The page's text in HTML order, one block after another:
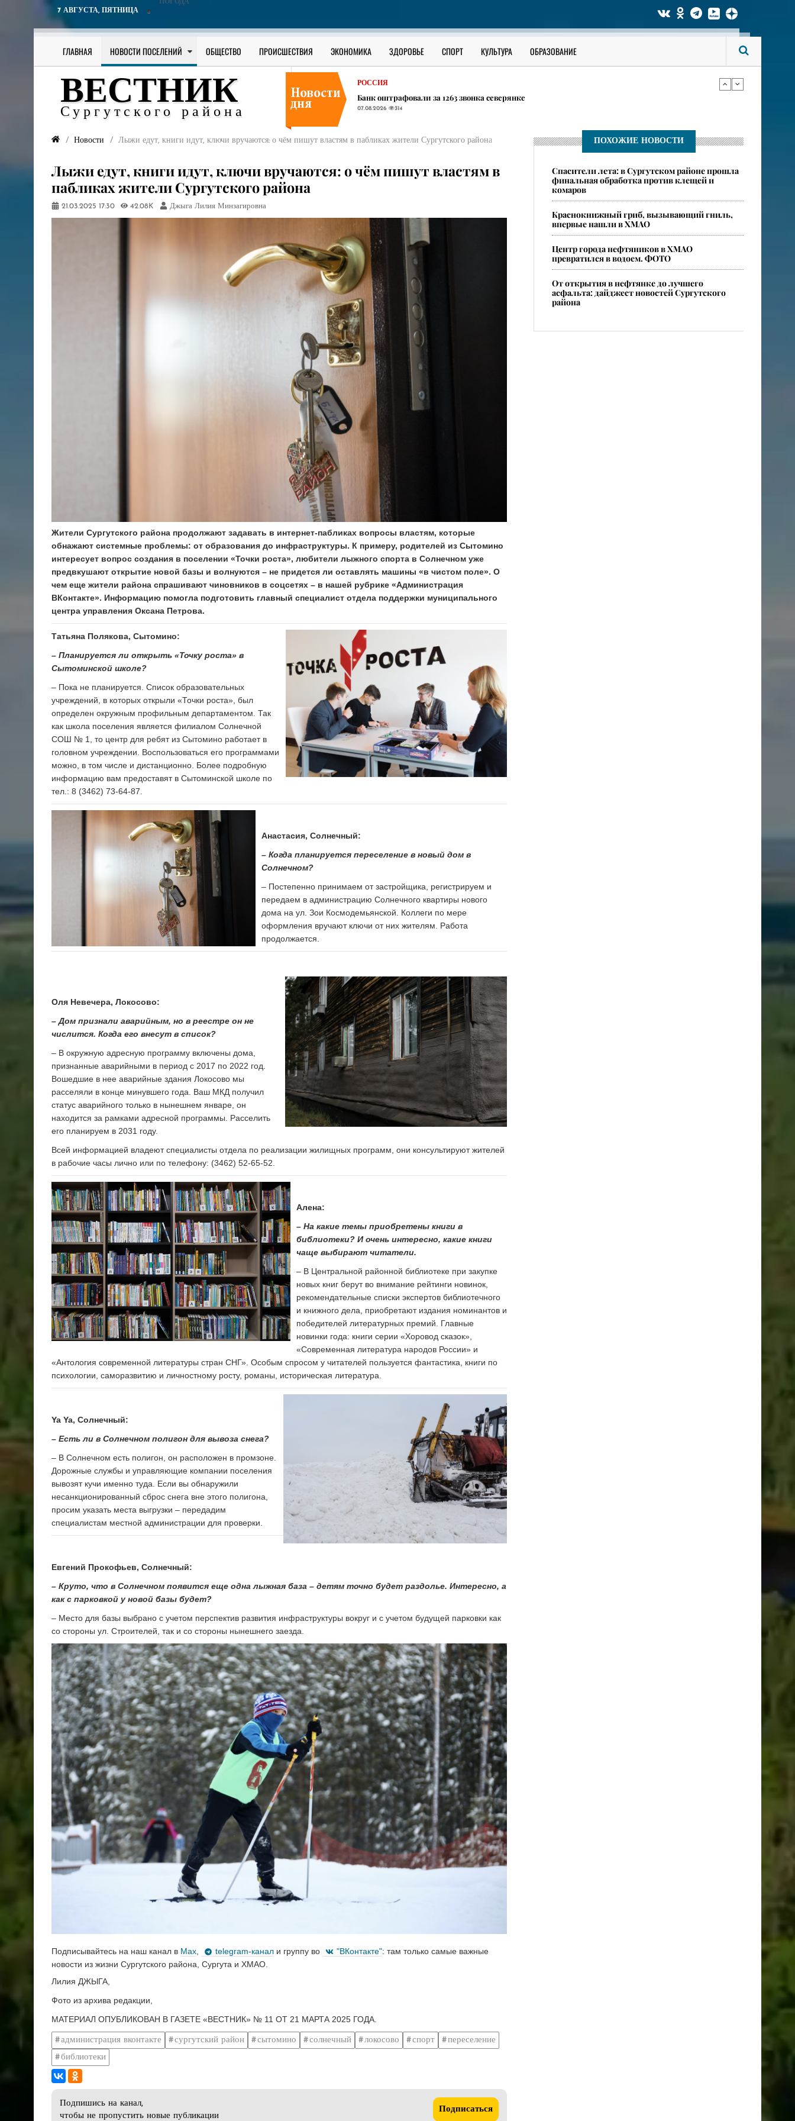
7 АВГУСТА, ПЯТНИЦА
ПОГОДА
ГЛАВНАЯ НОВОСТИ ПОСЕЛЕНИЙ ОБЩЕСТВО ПРОИСШЕСТВИЯ ЭКОНОМИКА ЗДОРОВЬЕ СПОРТ КУЛЬТУРА ОБРАЗОВАНИЕ
ВЕСТНИК
Сургутского района
07.08.2026 278
РОССИЯ
Банк оштрафовали за 1263 звонка северянке
07.08.2026 314
В Сургутском районе ищут утонувшего в Оби мужчину
В соседних ХМАО регионах начали появляться опасные ядовитые пауки
Новости ​Лыжи едут, книги идут, ключи вручаются: о чём пишут властям в пабликах жители Сургутского района
​Лыжи едут, книги идут, ключи вручаются: о чём пишут властям в
пабликах жители Сургутского района
21.03.2025 17:30 42.08K Джыга Лилия Минзагировна
Жители Сургутского района продолжают задавать в интернет-пабликах вопросы властям, которые
обнажают системные проблемы: от образования до инфраструктуры. К примеру, родителей из Сытомино
интересует вопрос создания в поселении «Точки роста», любители лыжного спорта в Солнечном уже
предвкушают открытие новой базы и волнуются – не придется ли оставлять машины «в чистом поле». О
чем еще жители района спрашивают чиновников в соцсетях – в нашей рубрике «Администрация
ВКонтакте». Информацию помогла подготовить главный специалист отдела поддержки муниципального
центра управления Оксана Петрова.
Татьяна Полякова, Сытомино:
– Планируется ли открыть «Точку роста» в
Сытоминской школе?
– Пока не планируется. Список образовательных
учреждений, в которых открыли «Точки роста», был
определен окружным профильным департаментом. Так
как школа поселения является филиалом Солнечной
СОШ № 1, то центр для ребят из Сытомино работает в
головном учреждении. Воспользоваться его программами
можно, в том числе и дистанционно. Более подробную
информацию вам предоставят в Сытоминской школе по
тел.: 8 (3462) 73-64-87.
Анастасия, Солнечный:
– Когда планируется переселение в новый дом в
Солнечном?
– Постепенно принимаем от застройщика, регистрируем и
передаем в администрацию Солнечного квартиры нового
дома на ул. Зои Космодемьянской. Коллеги по мере
оформления вручают ключи от них жителям. Работа
продолжается.
Оля Невечера, Локосово:
– Дом признали аварийным, но в реестре он не
числится. Когда его внесут в список?
– В окружную адресную программу включены дома,
признанные аварийными в период с 2017 по 2022 год.
Вошедшие в нее аварийные здания Локосово мы
расселяли в конце минувшего года. Ваш МКД получил
статус аварийного только в нынешнем январе, он
находится за рамками адресной программы. Расселить
его планируем в 2031 году.
Всей информацией владеют специалисты отдела по реализации жилищных программ, они консультируют жителей
в рабочие часы лично или по телефону: (3462) 52-65-52.
Алена:
– На какие темы приобретены книги в
библиотеки? И очень интересно, какие книги
чаще выбирают читатели.
– В Центральной районной библиотеке при закупке
новых книг берут во внимание рейтинги новинок,
рекомендательные списки экспертов библиотечного
и книжного дела, приобретают издания номинантов и
победителей литературных премий. Главные
новинки года: книги серии «Хоровод сказок»,
«Современная литература народов России» и
«Антология современной литературы стран СНГ». Особым спросом у читателей пользуется фантастика, книги по
психологии, саморазвитию и личностному росту, романы, историческая литература.
Ya Ya, Солнечный:
– Есть ли в Солнечном полигон для вывоза снега?
– В Солнечном есть полигон, он расположен в промзоне.
Дорожные службы и управляющие компании поселения
вывозят кучи именно туда. Если вы обнаружили
несанкционированный сброс снега вне этого полигона,
просим указать места выгрузки – передадим
специалистам местной администрации для проверки.
Евгений Прокофьев, Солнечный:
– Круто, что в Солнечном появится еще одна лыжная база – детям точно будет раздолье. Интересно, а
как с парковкой у новой базы будет?
– Место для базы выбрано с учетом перспектив развития инфраструктуры вокруг и с учетом будущей парковки как
со стороны ул. Строителей, так и со стороны нынешнего заезда.
Подписывайтесь на наш канал в Max telegram-канал и группу во "ВКонтакте": там только самые важные
новости из жизни Сургутского района, Сургута и ХМАО.
Лилия ДЖЫГА,
Фото из архива редакции,
МАТЕРИАЛ ОПУБЛИКОВАН В ГАЗЕТЕ «ВЕСТНИК» № 11 ОТ 21 МАРТА 2025 ГОДА.
администрация вконтакте сургутский район сытомино солнечный локосово спорт
переселение
библиотеки
Подпишись на канал,
чтобы не пропустить новые публикации
Подписаться
ПОХОЖИЕ НОВОСТИ
Спасители лета: в Сургутском районе прошла
финальная обработка против клещей и
комаров
​Краснокнижный гриб, вызывающий гниль,
впервые нашли в ХМАО
Центр города нефтяников в ХМАО
превратился в водоем. ФОТО
От открытия в нефтянке до лучшего
асфальта: дайджест новостей Сургутского
района